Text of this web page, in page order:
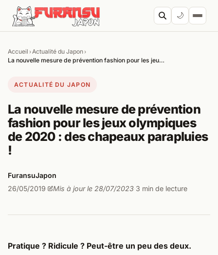
Aller au contenu
🌙
Accueil ›Actualité du Japon›
La nouvelle mesure de prévention fashion pour les jeu…
ACTUALITÉ DU JAPON
La nouvelle mesure de prévention
fashion pour les jeux olympiques
de 2020 : des chapeaux parapluies
!
FuransuJapon
26/05/2019· Mis à jour le 28/07/2023· 3 min de lecture
Pratique ? Ridicule ? Peut-être un peu des deux.